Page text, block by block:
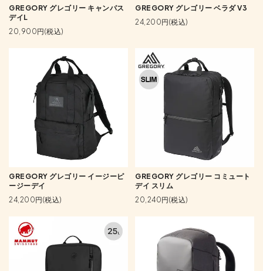
GREGORY グレゴリー キャンパス
デイL
20,900円(税込)
GREGORY グレゴリー ベラダ V3
24,200円(税込)
GREGORY グレゴリー イージーピ
ージーデイ
24,200円(税込)
GREGORY グレゴリー コミュート
デイ スリム
20,240円(税込)